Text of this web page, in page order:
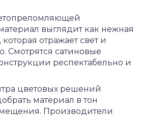
выглядит как нежная
отражает свет и
Смотрятся сатиновые
респектабельно и
цветовых решений
материал в тон
Производители